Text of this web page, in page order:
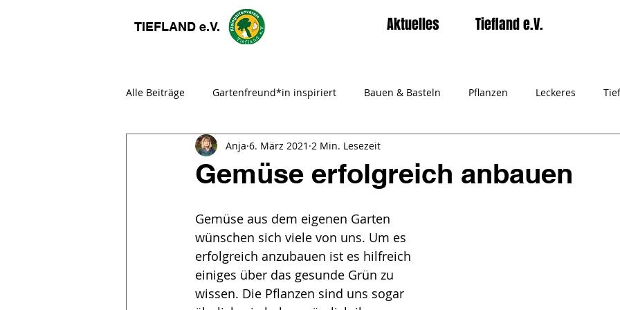
Aktuelles Tiefland e.V.
TIEFLAND e.V.
Alle Beiträge Gartenfreund*in inspiriert Bauen & Basteln Pflanzen Leckeres
Gemeinschaftsarbeit Fachberater Tiefland e.V.
Gemüse erfolgreich anbauen
Anja 6. März 2021 2 Min. Lesezeit
Gemüse aus dem eigenen Garten
wünschen sich viele von uns. Um es
erfolgreich anzubauen ist es hilfreich
einiges über das gesunde Grün zu
wissen. Die Pflanzen sind uns sogar